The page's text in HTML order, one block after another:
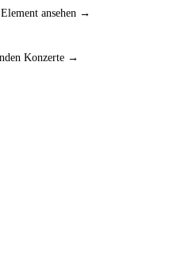
ansehen →
Konzerte →